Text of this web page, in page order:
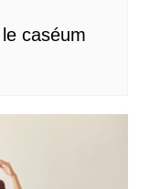
caséum